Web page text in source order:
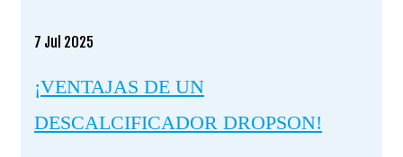
7 Jul 2025
¡VENTAJAS DE UN
DESCALCIFICADOR DROPSON!